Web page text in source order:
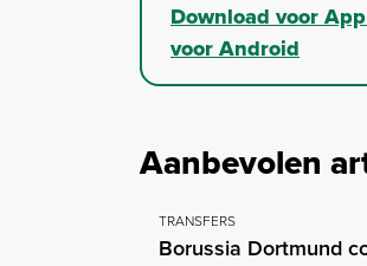
Download voor
voor Android
Aanbevolen
TRANSFERS
Borussia Dortmund